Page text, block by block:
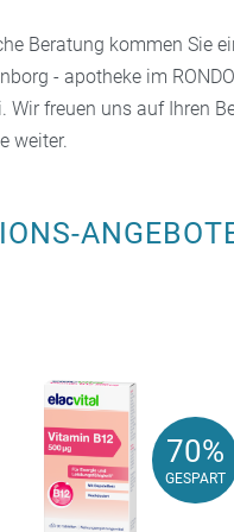
Beratung kommen Sie
- apotheke im
Wir freuen uns auf Ihren
weiter.
70%
GESPART
70%